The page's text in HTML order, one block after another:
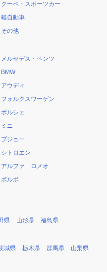
クーペ・スポーツカー
軽自動車
その他
メルセデス・ベンツ
BMW
アウディ
フォルクスワーゲン
ポルシェ
ミニ
プジョー
シトロエン
アルファ ロメオ
ボルボ
県 山形県 福島県
城県 栃木県 群馬県 山梨県